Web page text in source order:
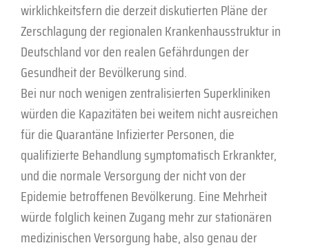
wirklichkeitsfern die derzeit diskutierten Pläne der
Zerschlagung der regionalen Krankenhausstruktur in
Deutschland vor den realen Gefährdungen der
Gesundheit der Bevölkerung sind.
Bei nur noch wenigen zentralisierten Superkliniken
würden die Kapazitäten bei weitem nicht ausreichen
für die Quarantäne Infizierter Personen, die
qualifizierte Behandlung symptomatisch Erkrankter,
und die normale Versorgung der nicht von der
Epidemie betroffenen Bevölkerung. Eine Mehrheit
würde folglich keinen Zugang mehr zur stationären
medizinischen Versorgung habe, also genau der